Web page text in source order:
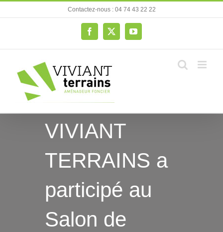
au
Contactez-nous : 04 74 43 22 22
Facebook
X YouTube
VIVIANT
TERRAINS a
participé au
Salon de